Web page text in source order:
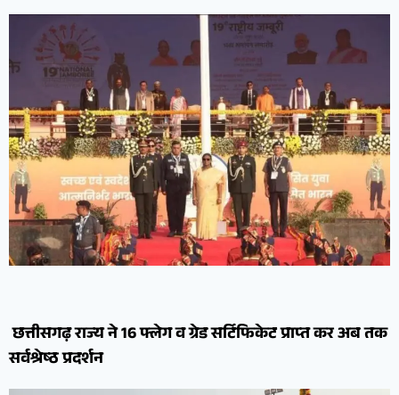
छत्तीसगढ़ राज्य ने 16 फ्लेग व ग्रेड सर्टिफिकेट प्राप्त कर अब तक
सर्वश्रेष्ठ प्रदर्शन